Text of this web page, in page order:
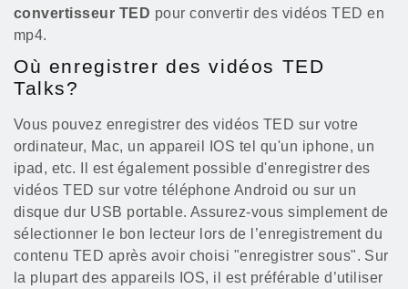
convertisseur TED pour convertir des vidéos TED en
mp4.
Où enregistrer des vidéos TED
Talks?
Vous pouvez enregistrer des vidéos TED sur votre
ordinateur, Mac, un appareil IOS tel qu'un iphone, un
ipad, etc. Il est également possible d'enregistrer des
vidéos TED sur votre téléphone Android ou sur un
disque dur USB portable. Assurez-vous simplement de
sélectionner le bon lecteur lors de l’enregistrement du
contenu TED après avoir choisi "enregistrer sous". Sur
la plupart des appareils IOS, il est préférable d’utiliser